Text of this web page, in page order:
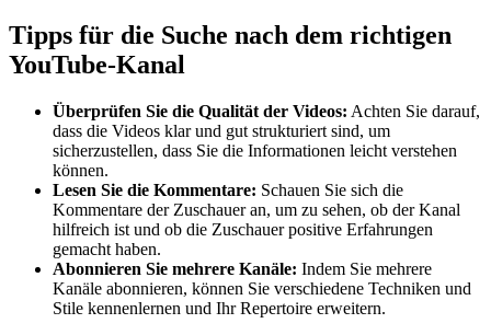
Tipps für die Suche nach dem richtigen
YouTube-Kanal
Überprüfen Sie die Qualität der Videos: Achten Sie darauf,
dass die Videos klar und gut strukturiert sind, um
sicherzustellen, dass Sie die Informationen leicht verstehen
können.
Lesen Sie die Kommentare: Schauen Sie sich die
Kommentare der Zuschauer an, um zu sehen, ob der Kanal
hilfreich ist und ob die Zuschauer positive Erfahrungen
gemacht haben.
Abonnieren Sie mehrere Kanäle: Indem Sie mehrere
Kanäle abonnieren, können Sie verschiedene Techniken und
Stile kennenlernen und Ihr Repertoire erweitern.